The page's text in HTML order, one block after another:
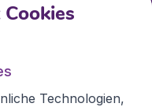
Technologien,